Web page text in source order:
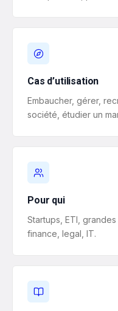
Cas d’utilisation
Embaucher, gérer,
société, étudier un
Pour qui
Startups, ETI,
finance, legal, IT.